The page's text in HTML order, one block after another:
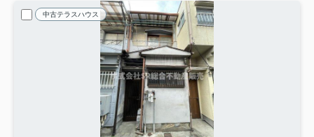
中古テラスハウス